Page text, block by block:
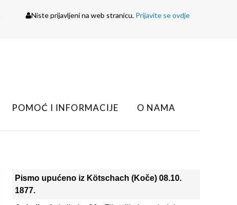
Niste prijavljeni na web stranicu. Prijavite se ovdje
POMOĆ I INFORMACIJE
O NAMA
Pismo upućeno iz Kötschach (Koče) 08.10.
1877.